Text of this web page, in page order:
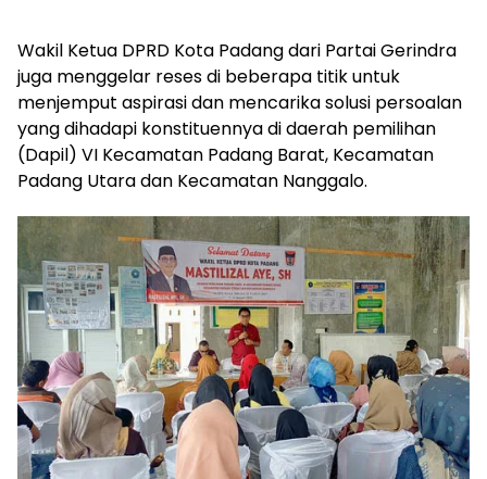
Wakil Ketua DPRD Kota Padang dari Partai Gerindra
juga menggelar reses di beberapa titik untuk
menjemput aspirasi dan mencarika solusi persoalan
yang dihadapi konstituennya di daerah pemilihan
(Dapil) VI Kecamatan Padang Barat, Kecamatan
Padang Utara dan Kecamatan Nanggalo.